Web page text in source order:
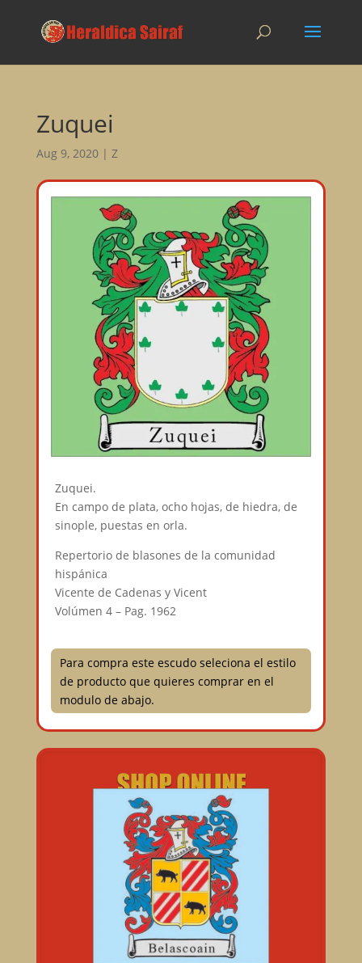
Zuquei
Aug 9, 2020| Z
Zuquei.
En campo de plata, ocho hojas, de hiedra, de
sinople, puestas en orla.
Repertorio de blasones de la comunidad
hispánica
Vicente de Cadenas y Vicent
Volúmen 4 – Pag. 1962
Para compra este escudo seleciona el estilo
de producto que quieres comprar en el
modulo de abajo.